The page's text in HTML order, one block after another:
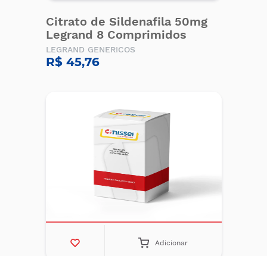
Citrato de Sildenafila 50mg
Legrand 8 Comprimidos
LEGRAND GENERICOS
R$ 45,76
Adicionar